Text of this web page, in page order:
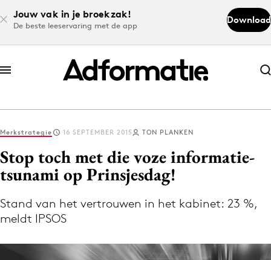
Jouw vak in je broekzak!
De beste leeservaring met de app
Download
Abonneer nu
Abonneer nu
Log in
Download de app
Volg het laatste nieuws via de Adformatie
Merkstrategie 16 SEPTEMBER 2015 TON PLANKEN
Stop toch met die voze informatie-
tsunami op Prinsjesdag!
Stand van het vertrouwen in het kabinet: 23 %,
meldt IPSOS